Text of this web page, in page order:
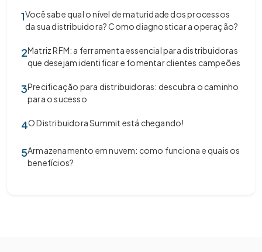
1Você sabe qual o nível de maturidade dos processos
da sua distribuidora? Como diagnosticar a operação?
2Matriz RFM: a ferramenta essencial para distribuidoras
que desejam identificar e fomentar clientes campeões
3Precificação para distribuidoras: descubra o caminho
para o sucesso
4O Distribuidora Summit está chegando!
5Armazenamento em nuvem: como funciona e quais os
benefícios?